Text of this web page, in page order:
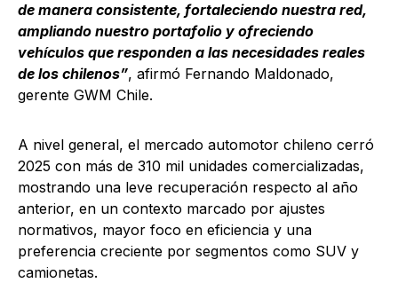
de manera consistente, fortaleciendo nuestra red,
ampliando nuestro portafolio y ofreciendo
vehículos que responden a las necesidades reales
de los chilenos”, afirmó Fernando Maldonado,
gerente GWM Chile.
A nivel general, el mercado automotor chileno cerró
2025 con más de 310 mil unidades comercializadas,
mostrando una leve recuperación respecto al año
anterior, en un contexto marcado por ajustes
normativos, mayor foco en eficiencia y una
preferencia creciente por segmentos como SUV y
camionetas.